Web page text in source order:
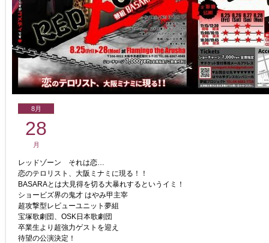
8月
28
月
レッドゾーン それは恋…
恋のテロリスト、大阪ミナミに現る！！
BASARAとは大見得を切る大暴れするというイミ！
ショービズ界の鬼才 はやみ甲主宰
超攻撃型レビューユニット夢組
宝塚歌劇団、OSK日本歌劇団
卒業生より超強力ゲストを迎え
待望の公演決定！